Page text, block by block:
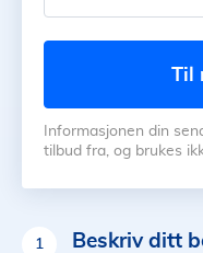
til
Informasjonen din
tilbud fra, og brukes
1 Beskriv ditt